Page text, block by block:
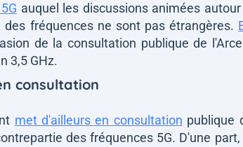
auquel les discussions animées
des fréquences ne sont pas étrangères.
de la consultation publique de
3,5 GHz.
consultation
met d'ailleurs en consultation publique
des fréquences 5G. D'une